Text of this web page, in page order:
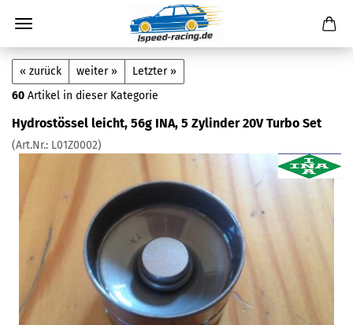
« zurück weiter »
Letzter »
60 Artikel in dieser Kategorie
Hydrostössel leicht, 56g INA, 5 Zylinder 20V Turbo Set
(Art.Nr.: L01Z0002)